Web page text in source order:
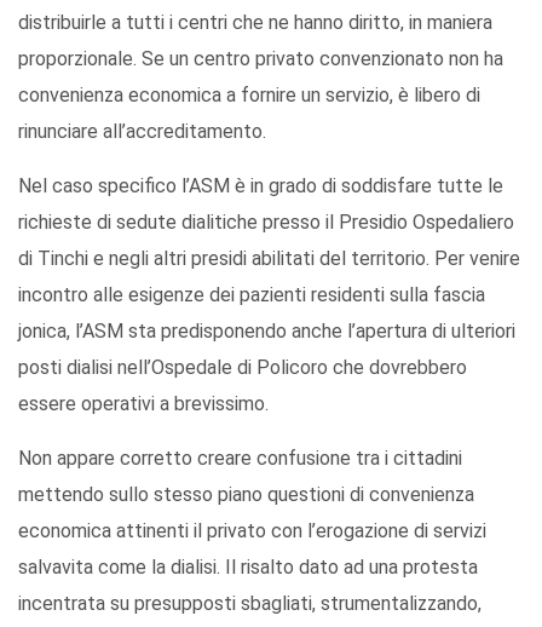
distribuirle a tutti i centri che ne hanno diritto, in maniera
proporzionale. Se un centro privato convenzionato non ha
convenienza economica a fornire un servizio, è libero di
rinunciare all’accreditamento.
Nel caso specifico l’ASM è in grado di soddisfare tutte le
richieste di sedute dialitiche presso il Presidio Ospedaliero
di Tinchi e negli altri presidi abilitati del territorio. Per venire
incontro alle esigenze dei pazienti residenti sulla fascia
jonica, l’ASM sta predisponendo anche l’apertura di ulteriori
posti dialisi nell’Ospedale di Policoro che dovrebbero
essere operativi a brevissimo.
Non appare corretto creare confusione tra i cittadini
mettendo sullo stesso piano questioni di convenienza
economica attinenti il privato con l’erogazione di servizi
salvavita come la dialisi. Il risalto dato ad una protesta
incentrata su presupposti sbagliati, strumentalizzando,